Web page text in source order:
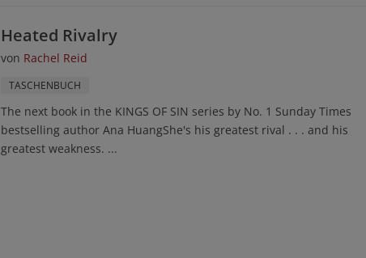
Heated Rivalry
von Rachel Reid
TASCHENBUCH
The next book in the KINGS OF SIN series by No. 1 Sunday Times
bestselling author Ana HuangShe's his greatest rival . . . and his
greatest weakness. ...